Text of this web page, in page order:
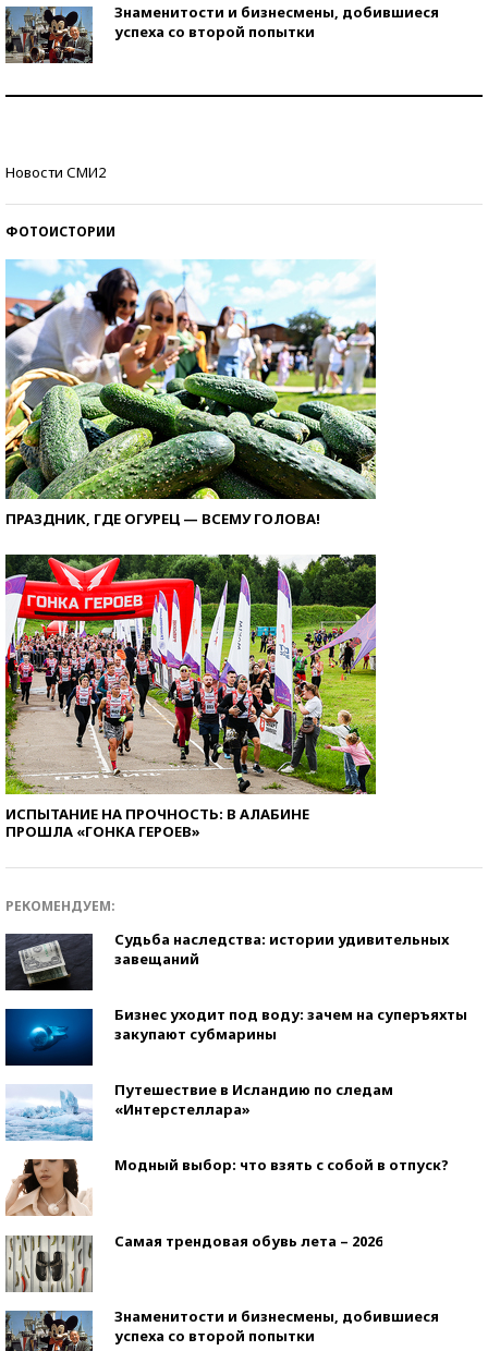
Знаменитости и бизнесмены, добившиеся
успеха со второй попытки
Новости СМИ2
ФОТОИСТОРИИ
ПРАЗДНИК, ГДЕ ОГУРЕЦ — ВСЕМУ ГОЛОВА!
ИСПЫТАНИЕ НА ПРОЧНОСТЬ: В АЛАБИНЕ
ПРОШЛА «ГОНКА ГЕРОЕВ»
РЕКОМЕНДУЕМ:
Судьба наследства: истории удивительных
завещаний
Бизнес уходит под воду: зачем на суперъяхты
закупают субмарины
Путешествие в Исландию по следам
«Интерстеллара»
Модный выбор: что взять с собой в отпуск?
Самая трендовая обувь лета – 2026
Знаменитости и бизнесмены, добившиеся
успеха со второй попытки